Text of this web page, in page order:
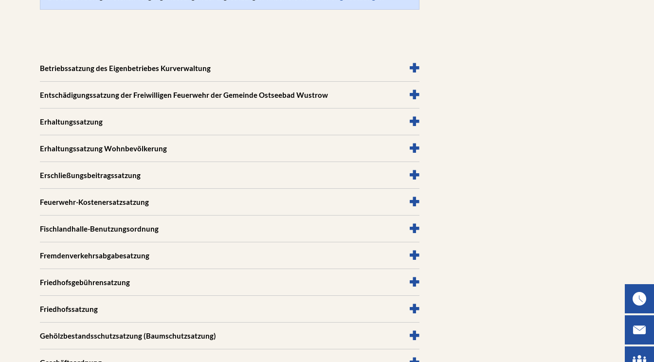
Betriebssatzung des Eigenbetriebes Kurverwaltung
Entschädigungssatzung der Freiwilligen Feuerwehr der Gemeinde Ostseebad Wustrow
Erhaltungssatzung
Erhaltungssatzung Wohnbevölkerung
Erschließungsbeitragssatzung
Feuerwehr-Kostenersatzsatzung
Fischlandhalle-Benutzungsordnung
Fremdenverkehrsabgabesatzung
Friedhofsgebührensatzung
Friedhofssatzung
Gehölzbestandsschutzsatzung (Baumschutzsatzung)